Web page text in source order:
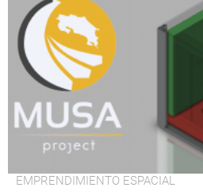
EMPRENDIMIENTO ESPACIAL